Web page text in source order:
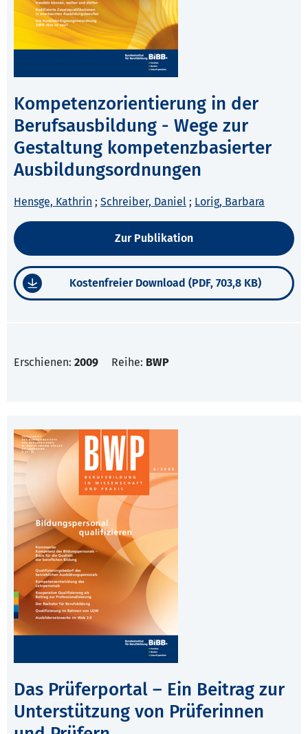
Kompetenzorientierung in der
Berufsausbildung - Wege zur
Gestaltung kompetenzbasierter
Ausbildungsordnungen
Hensge, Kathrin ; Schreiber, Daniel ; Lorig, Barbara
Zur Publikation
Kostenfreier Download (PDF, 703,8 KB)
Erschienen: 2009 Reihe: BWP
Das Prüferportal – Ein Beitrag zur
Unterstützung von Prüferinnen